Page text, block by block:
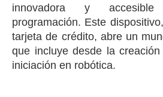
innovadora y
programación. Este
tarjeta de crédito, abre un
que incluye desde la
iniciación en robótica.